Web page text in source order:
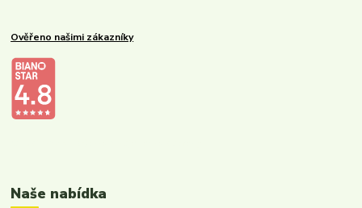
Ověřeno našimi zákazníky
Naše nabídka